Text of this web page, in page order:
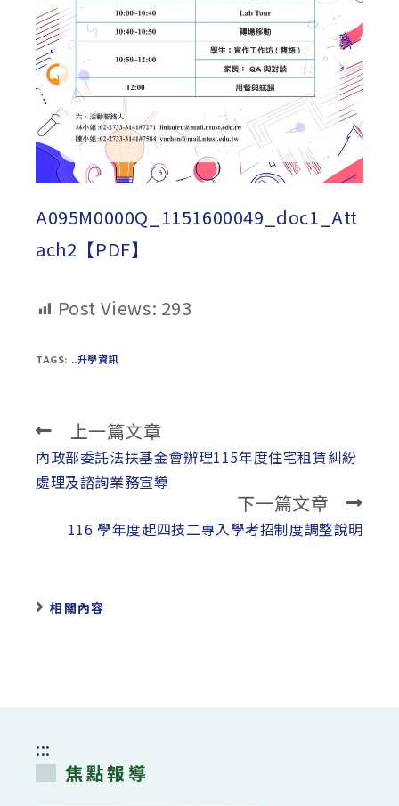
A095M0000Q_1151600049_doc1_Att
ach2【PDF】
Post Views: 293
TAGS: ..升學資訊
Read
more
articles
上一篇文章
內政部委託法扶基金會辦理115年度住宅租賃糾紛
處理及諮詢業務宣導
下一篇文章
116 學年度起四技二專入學考招制度調整說明
相關內容
:::
焦點報導